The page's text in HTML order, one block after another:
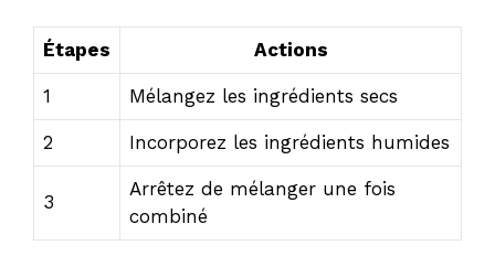
Étapes Actions
1 Mélangez les ingrédients secs
2 Incorporez les ingrédients humides
3
Arrêtez de mélanger une fois
combiné